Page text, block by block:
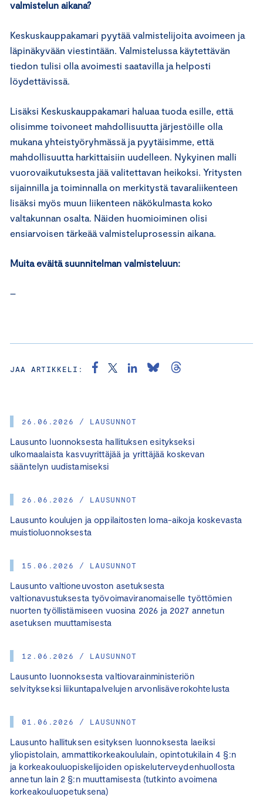
26.06.2026 / LAUSUNNOT
Lausunto luonnoksesta hallituksen esitykseksi
ulkomaalaista kasvuyrittäjää ja yrittäjää koskevan
sääntelyn uudistamiseksi
26.06.2026 / LAUSUNNOT
Lausunto koulujen ja oppilaitosten loma-aikoja koskevasta
muistioluonnoksesta
15.06.2026 / LAUSUNNOT
Lausunto valtioneuvoston asetuksesta
valtionavustuksesta työvoimaviranomaiselle työttömien
nuorten työllistämiseen vuosina 2026 ja 2027 annetun
asetuksen muuttamisesta
12.06.2026 / LAUSUNNOT
Lausunto luonnoksesta valtiovarainministeriön
selvitykseksi liikuntapalvelujen arvonlisäverokohtelusta
01.06.2026 / LAUSUNNOT
Lausunto hallituksen esityksen luonnoksesta laeiksi
yliopistolain, ammattikorkeakoululain, opintotukilain 4 §:n
ja korkeakouluopiskelijoiden opiskeluterveydenhuollosta
annetun lain 2 §:n muuttamisesta (tutkinto avoimena
korkeakouluopetuksena)
valmistelun aikana?
Keskuskauppakamari pyytää valmistelijoita avoimeen ja
läpinäkyvään viestintään. Valmistelussa käytettävän
tiedon tulisi olla avoimesti saatavilla ja helposti
löydettävissä.
Lisäksi Keskuskauppakamari haluaa tuoda esille, että
olisimme toivoneet mahdollisuutta järjestöille olla
mukana yhteistyöryhmässä ja pyytäisimme, että
mahdollisuutta harkittaisiin uudelleen. Nykyinen malli
vuorovaikutuksesta jää valitettavan heikoksi. Yritysten
sijainnilla ja toiminnalla on merkitystä tavaraliikenteen
lisäksi myös muun liikenteen näkökulmasta koko
valtakunnan osalta. Näiden huomioiminen olisi
ensiarvoisen tärkeää valmisteluprosessin aikana.
Muita eväitä suunnitelman valmisteluun:
–
JAA ARTIKKELI: